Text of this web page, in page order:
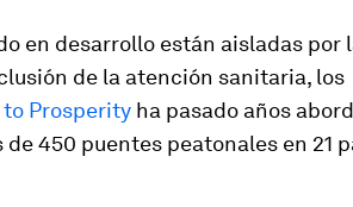
en desarrollo están aisladas por
de la atención sanitaria, los
Prosperity ha pasado años
450 puentes peatonales en 21